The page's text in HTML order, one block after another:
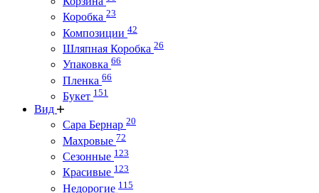
Коробка 23
Композиции 42
Шляпная Коробка 26
Упаковка 66
Пленка 66
Букет 151
Вид
Сара Бернар 20
Махровые 72
Сезонные 123
Красивые 123
Недорогие 115